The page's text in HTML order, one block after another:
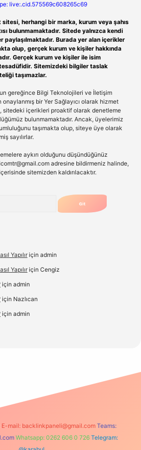
live:.cid.575569c608265c69
sitesi, herhangi bir marka, kurum veya şahıs
bulunmamaktadır. Sitede yalnızca kendi
paylaşılmaktadır. Burada yer alan içerikler
olup, gerçek kurum ve kişiler hakkında
Gerçek kurum ve kişiler ile isim
Sitemizdeki bilgiler taslak
taşımazlar.
gereğince Bilgi Teknolojileri ve İletişim
onaylanmış bir Yer Sağlayıcı olarak hizmet
sitedeki içerikleri proaktif olarak denetleme
bulunmamaktadır. Ancak, üyelerimiz
taşımakta olup, siteye üye olarak
sayılırlar.
aykırı olduğunu düşündüğünüz
adresine bildirmeniz halinde,
sitemizden kaldırılacaktır.
Yapılır için admin
Yapılır için Cengiz
için admin
için Nazlıcan
için admin
E-mail: backlinkpaneli@gmail.com Teams:
Whatsapp: 0262 606 0 726 Telegram: